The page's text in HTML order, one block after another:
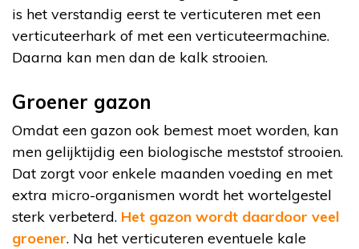
is het verstandig eerst te verticuteren met een
verticuteerhark of met een verticuteermachine.
Daarna kan men dan de kalk strooien.
Groener gazon
Omdat een gazon ook bemest moet worden, kan
men gelijktijdig een biologische meststof strooien.
Dat zorgt voor enkele maanden voeding en met
extra micro-organismen wordt het wortelgestel
sterk verbeterd. Het gazon wordt daardoor veel
groener. Na het verticuteren eventuele kale